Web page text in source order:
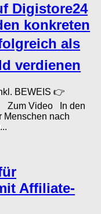
Digistore24
konkreten
als
verdienen
BEWEIS 👉
Zum Video In den
Menschen nach
Affiliate-